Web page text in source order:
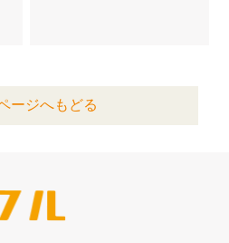
ージへもどる